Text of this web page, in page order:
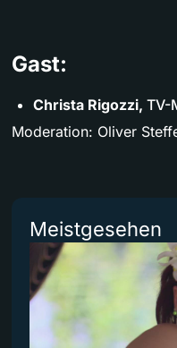
Gast:
Christa Rigozzi, TV-
Moderation: Oliver
Meistgesehen